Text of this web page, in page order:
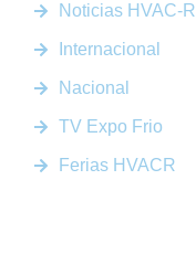
Noticias HVAC-R
Internacional
Nacional
TV Expo Frio
Ferias HVACR